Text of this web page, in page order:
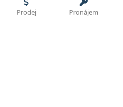
Prodej Pronájem